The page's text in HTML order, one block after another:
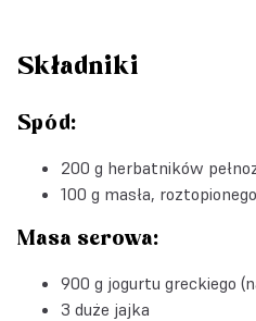
Składniki
Spód:
200 g herbatników
100 g masła, roztopionego
Masa serowa:
900 g jogurtu greckiego
3 duże jajka